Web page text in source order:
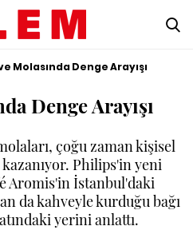
Molasında Denge Arayışı
Denge Arayışı
çoğu zaman kişisel
Philips'in yeni
Aromis'in İstanbul'daki
da kahveyle kurduğu bağı
yerini anlattı.